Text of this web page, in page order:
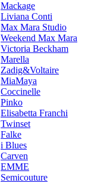
Mackage
Liviana Conti
Max Mara Studio
Weekend Max Mara
Victoria Beckham
Marella
Zadig&Voltaire
MiaMaya
Coccinelle
Pinko
Elisabetta Franchi
Twinset
Falke
i Blues
Carven
EMME
Semicouture